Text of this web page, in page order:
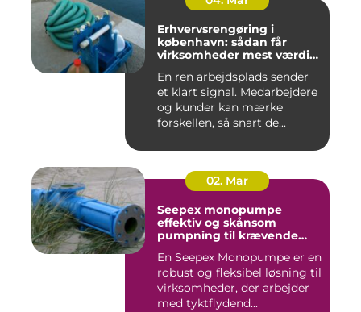
Erhvervsrengøring i
københavn: sådan får
virksomheder mest værdi
En ren arbejdsplads sender
et klart signal. Medarbejdere
og kunder kan mærke
forskellen, så snart de...
02. Mar
Seepex monopumpe
effektiv og skånsom
pumpning til krævende
En Seepex Monopumpe er en
robust og fleksibel løsning til
virksomheder, der arbejder
med tyktflydend...